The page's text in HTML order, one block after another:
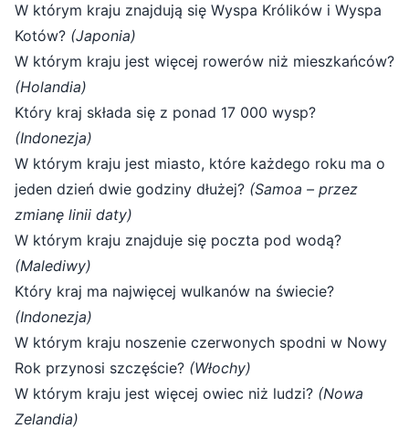
W którym kraju znajdują się Wyspa Królików i Wyspa
Kotów? (Japonia)
W którym kraju jest więcej rowerów niż mieszkańców?
(Holandia)
Który kraj składa się z ponad 17 000 wysp?
(Indonezja)
W którym kraju jest miasto, które każdego roku ma o
jeden dzień dwie godziny dłużej? (Samoa – przez
zmianę linii daty)
W którym kraju znajduje się poczta pod wodą?
(Malediwy)
Który kraj ma najwięcej wulkanów na świecie?
(Indonezja)
W którym kraju noszenie czerwonych spodni w Nowy
Rok przynosi szczęście? (Włochy)
W którym kraju jest więcej owiec niż ludzi? (Nowa
Zelandia)